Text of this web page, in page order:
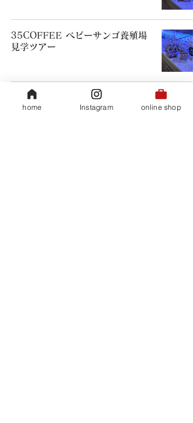
35COFFEE ベビーサンゴ養殖場
見学ツアー
/3
home Instagram online shop